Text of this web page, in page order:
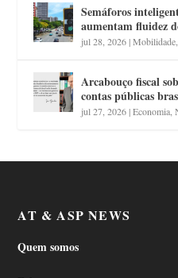
Semáforos
aumentam fluidez
jul 28, 2026|Mobilidade
Arcabouço fiscal
contas públicas
jul 27, 2026|Economia ,
AT & ASP NEWS
Quem somos